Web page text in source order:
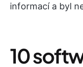
informací a byl
10